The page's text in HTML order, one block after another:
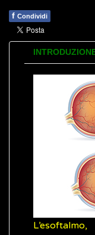
f Condividi